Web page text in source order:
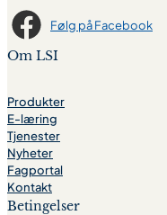
Følg på Facebook
Om LSI
Produkter
E-læring
Tjenester
Nyheter
Fagportal
Kontakt
Betingelser